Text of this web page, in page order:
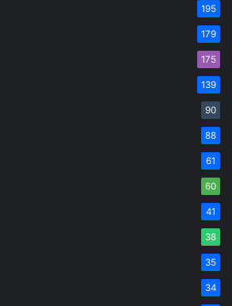
195
179
175
139
90
88
61
60
41
38
35
34